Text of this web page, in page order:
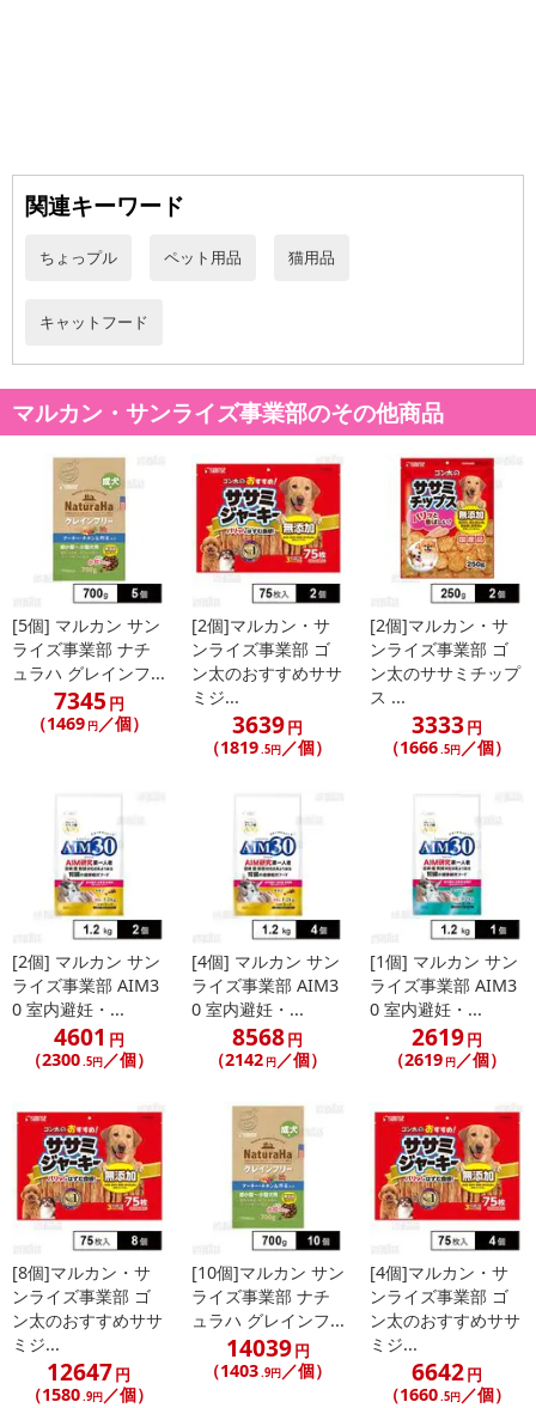
日が異なります。
※dショッピングサンプル百貨店よりお届けする商品は、ご利用いた
だいた後のご感想をいただくことを目的としており、転売等は固く
禁じます。
発送日カレンダー
休業日
その他共通および商品カテゴリー別注意事項（※必ずご確認くだ
さい）
関連キーワード
ちょっプル ペット用品 猫用品
キャットフード
マルカン・サンライズ事業部のその他商品
[5個] マルカン サン
ライズ事業部 ナチ
ュラハ グレインフ...
7345 円
（1469 円／個）
[2個]マルカン・サ
ンライズ事業部 ゴ
ン太のおすすめササ
ミジ...
3639円
（1819.5円／個）
[2個]マルカン・サ
ンライズ事業部 ゴ
ン太のササミチップ
ス ...
3333円
（1666.5円／個）
[2個] マルカン サン
ライズ事業部 AIM3
0 室内避妊・...
4601 円
（2300.5円／個）
[4個] マルカン サン
ライズ事業部 AIM3
0 室内避妊・...
8568円
（2142 円 ／個）
[1個] マルカン サン
ライズ事業部 AIM3
0 室内避妊・...
2619円
（2619 円 ／個）
[8個]マルカン・サ
ンライズ事業部 ゴ
ン太のおすすめササ
ミジ...
12647円
（1580.9円／個）
[10個]マルカン サン
ライズ事業部 ナチ
ュラハ グレインフ...
14039円
（1403.9円／個）
[4個]マルカン・サ
ンライズ事業部 ゴ
ン太のおすすめササ
ミジ...
6642円
（1660.5円／個）